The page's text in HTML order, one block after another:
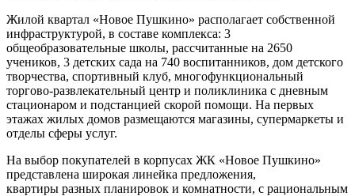
Жилой квартал «Новое Пушкино» располагает собственной
инфраструктурой, в составе комплекса: 3
общеобразовательные школы, рассчитанные на 2650
учеников, 3 детских сада на 740 воспитанников, дом детского
творчества, спортивный клуб, многофункциональный
торгово-развлекательный центр и поликлиника с дневным
стационаром и подстанцией скорой помощи. На первых
этажах жилых домов размещаются магазины, супермаркеты и
отделы сферы услуг.
На выбор покупателей в корпусах ЖК «Новое Пушкино»
представлена широкая линейка предложения,
квартиры разных планировок и комнатности, с рациональным